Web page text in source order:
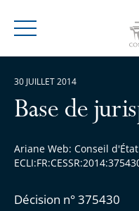
Menu
Base de
Ariane Web: Conseil
Décision n° 375430
30 JUILLET 2014